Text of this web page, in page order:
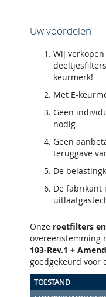
Uw voordelen
Wij
keurmerk!
Met E-
Geen
nodig
Geen
teruggave
De
De fabrikant
Onze roetfilters
overeenstemming
103-Rev.1 +
goedgekeurd voor
TOESTAND